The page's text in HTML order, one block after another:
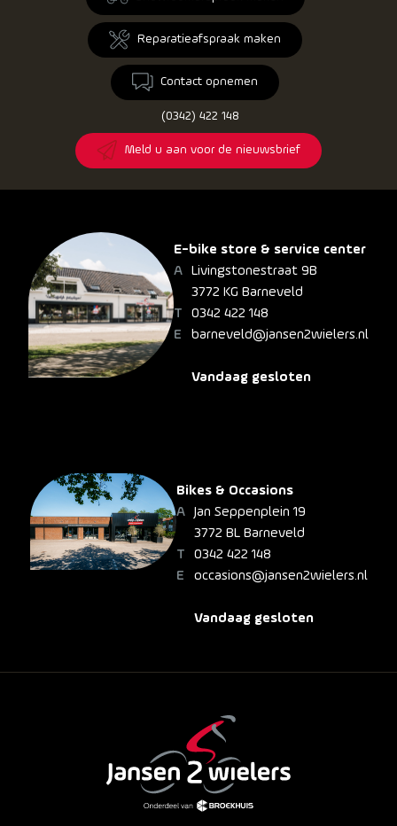
Reparatieafspraak maken
Contact opnemen
(0342) 422 148
Meld u aan voor de nieuwsbrief
E-bike store & service center
Livingstonestraat 9B
3772 KG Barneveld
0342 422 148
barneveld@jansen2wielers.nl
Vandaag gesloten
Bikes & Occasions
Jan Seppenplein 19
3772 BL Barneveld
0342 422 148
occasions@jansen2wielers.nl
Vandaag gesloten